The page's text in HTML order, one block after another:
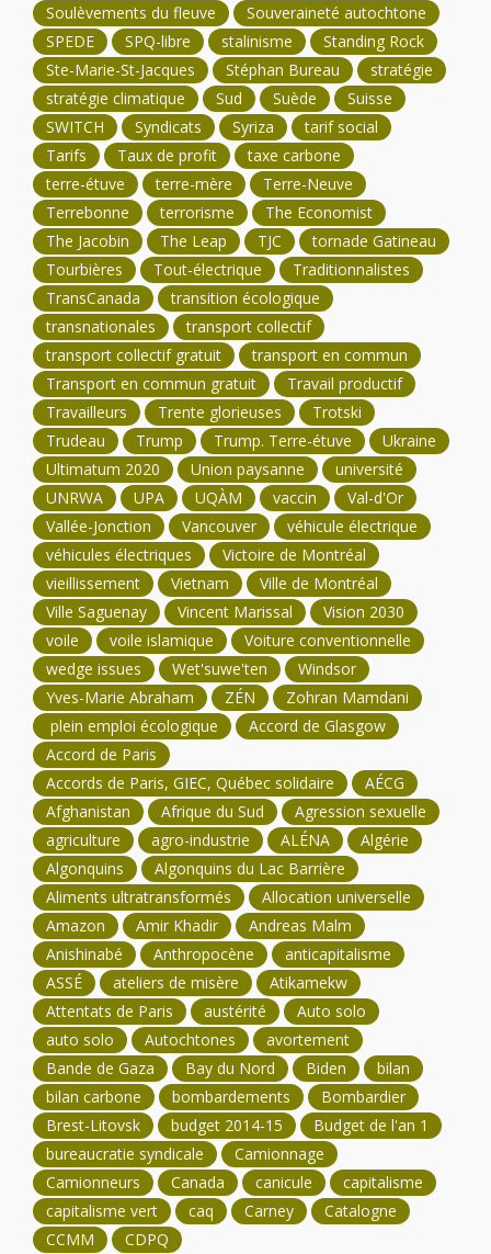
Soulèvements du fleuve
Souveraineté autochtone
SPEDE
SPQ-libre stalinisme
Standing Rock
Ste-Marie-St-Jacques
Stéphan Bureau
stratégie
stratégie climatique
Sud Suède
Suisse
SWITCH
Syndicats Syriza
tarif social
Tarifs
Taux de profit
taxe carbone
terre-étuve
terre-mère
Terre-Neuve
Terrebonne
terrorisme
The Economist
The Jacobin
The Leap TJC
tornade Gatineau
Tourbières
Tout-électrique
Traditionnalistes
TransCanada
transition écologique
transnationales
transport collectif
transport collectif gratuit
transport en commun
Transport en commun gratuit
Travail productif
Travailleurs
Trente glorieuses
Trotski
Trudeau
Trump Trump. Terre-étuve
Ukraine
Ultimatum 2020
Union paysanne
université
UNRWA
UPA UQÀM vaccin
Val-d'Or
Vallée-Jonction
Vancouver
véhicule électrique
véhicules électriques
Victoire de Montréal
vieillissement
Vietnam
Ville de Montréal
Ville Saguenay
Vincent Marissal
Vision 2030
voile
voile islamique
Voiture conventionnelle
wedge issues
Wet'suwe'ten
Windsor
Yves-Marie Abraham
ZÉN
Zohran Mamdani
plein emploi écologique
Accord de Glasgow
Accord de Paris
Accords de Paris, GIEC, Québec solidaire
AÉCG
Afghanistan
Afrique du Sud
Agression sexuelle
agriculture
agro-industrie ALÉNA
Algérie
Algonquins
Algonquins du Lac Barrière
Aliments ultratransformés
Allocation universelle
Amazon
Amir Khadir
Andreas Malm
Anishinabé
Anthropocène
anticapitalisme
ASSÉ
ateliers de misère
Atikamekw
Attentats de Paris
austérité
Auto solo
auto solo
Autochtones
avortement
Bande de Gaza
Bay du Nord Biden
bilan
bilan carbone
bombardements
Bombardier
Brest-Litovsk
budget 2014-15
Budget de l'an 1
bureaucratie syndicale
Camionnage
Camionneurs
Canada canicule
capitalisme
capitalisme vert
caq Carney
Catalogne
CCMM
CDPQ